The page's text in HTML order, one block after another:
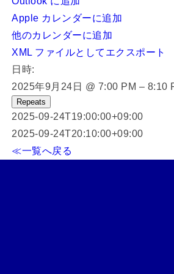
Apple カレンダーに追加
他のカレンダーに追加
XML ファイルとしてエクスポート
日時:
2025年9月24日 @ 7:00 PM – 8:10
Repeats
2025-09-24T19:00:00+09:00
2025-09-24T20:10:00+09:00
≪一覧へ戻る